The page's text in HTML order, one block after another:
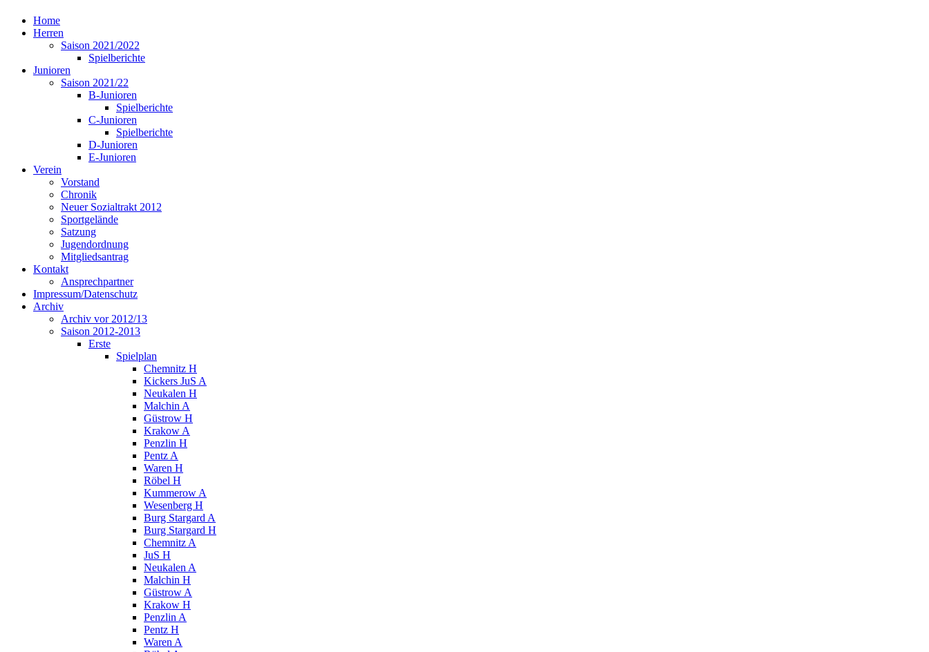
Home
Herren
Saison 2021/2022
Spielberichte
Junioren
Saison 2021/22
B-Junioren
Spielberichte
C-Junioren
Spielberichte
D-Junioren
E-Junioren
Verein
Vorstand
Chronik
Neuer Sozialtrakt 2012
Sportgelände
Satzung
Jugendordnung
Mitgliedsantrag
Kontakt
Ansprechpartner
Impressum/Datenschutz
Archiv
Archiv vor 2012/13
Saison 2012-2013
Erste
Spielplan
Chemnitz H
Kickers JuS A
Neukalen H
Malchin A
Güstrow H
Krakow A
Penzlin H
Pentz A
Waren H
Röbel H
Kummerow A
Wesenberg H
Burg Stargard A
Burg Stargard H
Chemnitz A
JuS H
Neukalen A
Malchin H
Güstrow A
Krakow H
Penzlin A
Pentz H
Waren A